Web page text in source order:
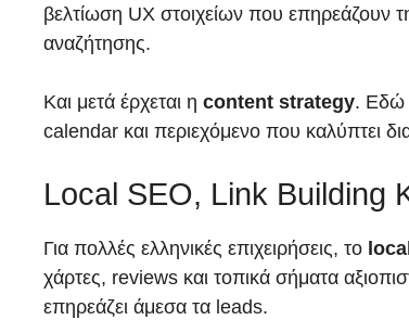
βελτίωση UX στοιχείων που επηρεάζουν
αναζήτησης.
Και μετά έρχεται η content strategy. Εδώ
calendar και περιεχόμενο που καλύπτει
Local SEO, Link Building
Για πολλές ελληνικές επιχειρήσεις, το
χάρτες, reviews και τοπικά σήματα
επηρεάζει άμεσα τα leads.